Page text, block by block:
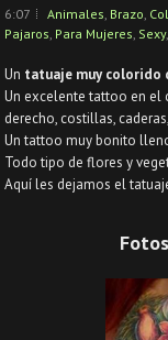
6:07 Animales, Brazo,
Pajaros, Para Mujeres, Sexy,
Un tatuaje muy colorido
Un excelente tattoo en el
derecho, costillas,
Un tattoo muy bonito
Todo tipo de flores y
Aquí les dejamos el